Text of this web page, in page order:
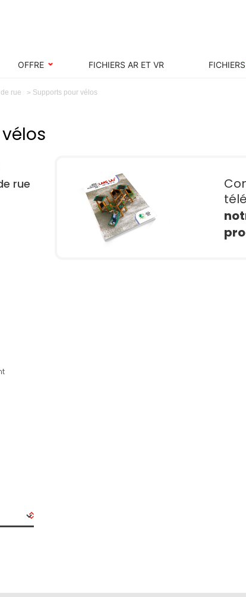
OFFRE FICHIERS AR ET VR FICHIERS
rue Supports pour vélos
rue